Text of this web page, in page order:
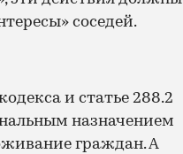
соседей.
и статье 288.2
назначением
граждан. А